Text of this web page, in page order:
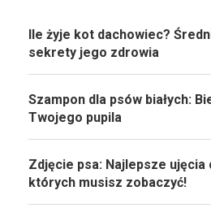
Ile żyje kot dachowiec?
sekrety jego zdrowia
Szampon dla psów białych:
Twojego pupila
Zdjęcie psa: Najlepsze
których musisz zobaczyć!